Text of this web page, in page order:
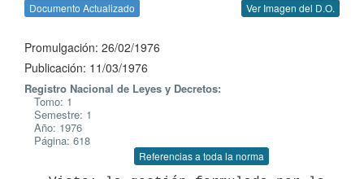
Documento Actualizado Ver Imagen del D.O.
Promulgación: 26/02/1976
Publicación: 11/03/1976
Registro Nacional de Leyes y Decretos:
Tomo: 1
Semestre: 1
Año: 1976
Página: 618
Referencias a toda la norma